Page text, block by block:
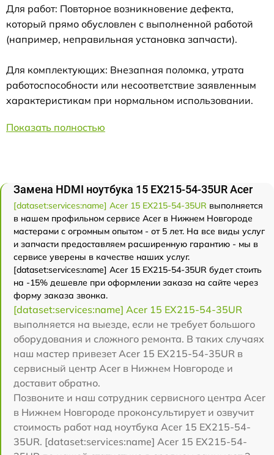
Для работ: Повторное возникновение дефекта,
который прямо обусловлен с выполненной работой
(например, неправильная установка запчасти).
Для комплектующих: Внезапная поломка, утрата
работоспособности или несоответствие заявленным
характеристикам при нормальном использовании.
Показать полностью
Замена HDMI ноутбука 15 EX215-54-35UR Acer
[dataset:services:name] Acer 15 EX215-54-35UR выполняется
в нашем профильном сервисе Acer в Нижнем Новгороде
мастерами с огромным опытом - от 5 лет. На все виды услуг
и запчасти предоставляем расширенную гарантию - мы в
сервисе уверены в качестве наших услуг.
[dataset:services:name] Acer 15 EX215-54-35UR будет стоить
на -15% дешевле при оформлении заказа на сайте через
форму заказа звонка.
[dataset:services:name] Acer 15 EX215-54-35UR
выполняется на выезде, если не требует большого
оборудования и сложного ремонта. В таких случаях
наш мастер привезет Acer 15 EX215-54-35UR в
сервисный центр Acer в Нижнем Новгороде и
доставит обратно.
Позвоните и наш сотрудник сервисного центра Acer
в Нижнем Новгороде проконсультирует и озвучит
стоимость работ над ноутбука Acer 15 EX215-54-
35UR. [dataset:services:name] Acer 15 EX215-54-